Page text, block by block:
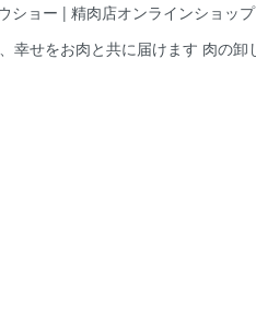
ショー | 精肉店オンラインショップ